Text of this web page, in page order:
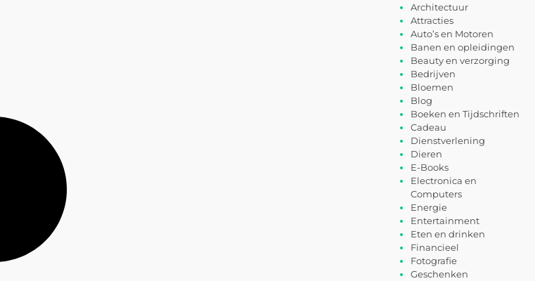
Architectuur
Attracties
Auto’s en Motoren
Banen en opleidingen
Beauty en verzorging
Bedrijven
Bloemen
Blog
Boeken en Tijdschriften
Cadeau
Dienstverlening
Dieren
E-Books
Electronica en
Computers
Energie
Entertainment
Eten en drinken
Financieel
Fotografie
Geschenken